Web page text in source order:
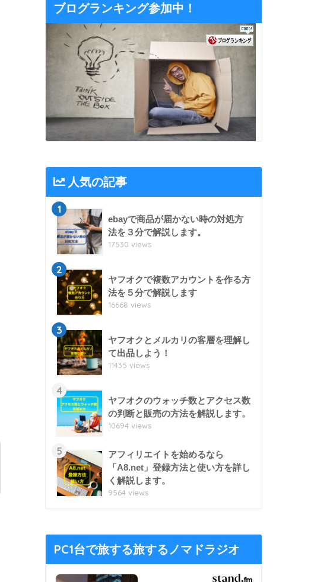
ブログランキング参加中！
人気の記事
1
ebayで商品が届かない時の対処方
法を３分で解説します。
17530 views
2
ヤフオクで複数アカウントを作る方
法を５分で解説します
16668 views
3
ヤフオクとメルカリの客層を理解し
て出品しよう！
11435 views
4
ヤフオクのウォッチ数とアクセス数
の判断と販売の方法を解説します。
10694 views
5
アフィリエイトを始めるなら
「A8.net」登録方法と使い方を詳し
く解説します。
9564 views
PC1台で旅する旅するノマドラジオ